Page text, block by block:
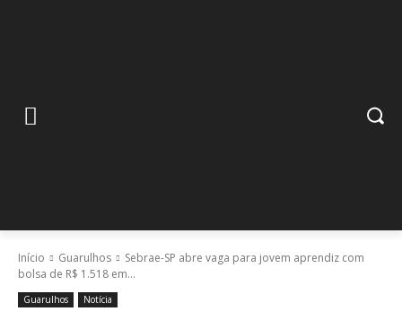
Início Guarulhos
Sebrae-SP abre vaga para jovem aprendiz com
bolsa de R$ 1.518 em...
Guarulhos Notícia